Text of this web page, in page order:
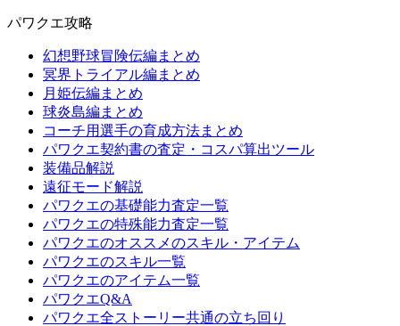
パワクエ攻略
幻想野球冒険伝編まとめ
冥界トライアル編まとめ
月姫伝編まとめ
球炎島編まとめ
コーチ用選手の育成方法まとめ
パワクエ契約書の査定・コスパ算出ツール
装備品解説
遠征モード解説
パワクエの基礎能力査定一覧
パワクエの特殊能力査定一覧
パワクエのオススメのスキル・アイテム
パワクエのスキル一覧
パワクエのアイテム一覧
パワクエQ&A
パワクエ全ストーリー共通の立ち回り